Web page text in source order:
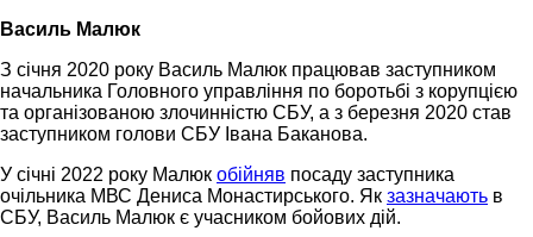
Василь Малюк
З січня 2020 року Василь Малюк працював заступником
начальника Головного управління по боротьбі з корупцією
та організованою злочинністю СБУ, а з березня 2020 став
заступником голови СБУ Івана Баканова.
У січні 2022 року Малюк обійняв посаду заступника
очільника МВС Дениса Монастирського. Як зазначають в
СБУ, Василь Малюк є учасником бойових дій.